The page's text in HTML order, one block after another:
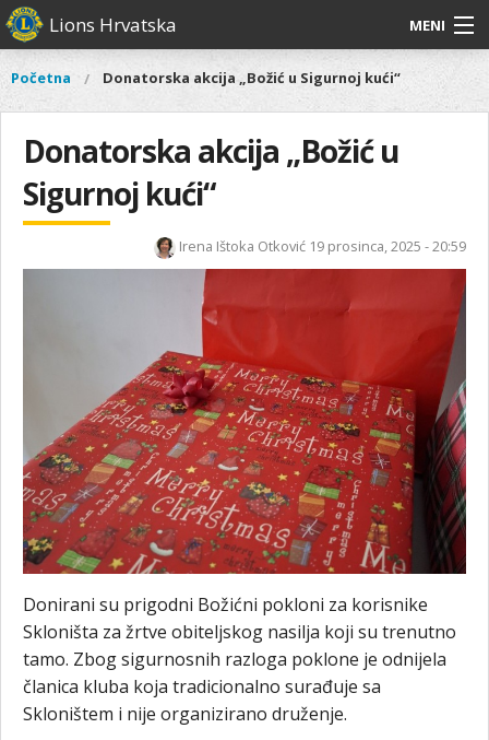
Skoči
na
sadržaj
Lions Hrvatska MENI
O nama
Naši projekti
Aktivnosti
Glavni
O
nama
Distrikt
126
Naši
Aktivnosti
Vi
ste
ovdje
Početna Donatorska akcija „Božić u Sigurnoj kući“
Donatorska akcija „Božić u
Sigurnoj kući“
Irena Ištoka Otković 19 prosinca, 2025 - 20:59
Donirani su prigodni Božićni pokloni za korisnike
Skloništa za žrtve obiteljskog nasilja koji su trenutno
tamo. Zbog sigurnosnih razloga poklone je odnijela
članica kluba koja tradicionalno surađuje sa
Skloništem i nije organizirano druženje.